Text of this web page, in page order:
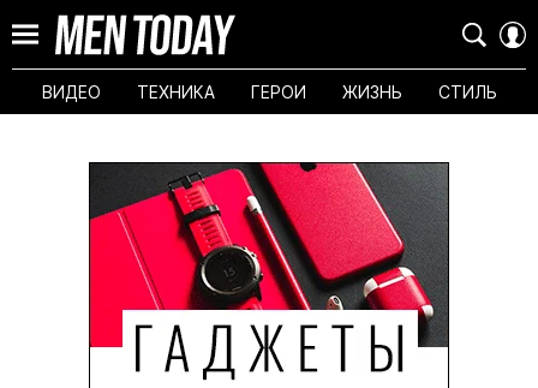
ВИДЕО ТЕХНИКА ГЕРОИ ЖИЗНЬ СТИЛЬ